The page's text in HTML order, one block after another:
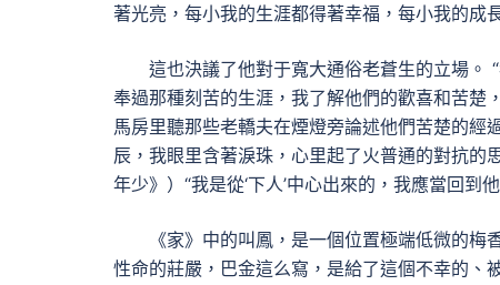
著光亮，每小我的生涯都得著幸福，每小我的成
這也決議了他對于寬大通俗老蒼生的立場。
奉過那種刻苦的生涯，我了解他們的歡喜和苦楚
馬房里聽那些老轎夫在煙燈旁論述他們苦楚的經
辰，我眼里含著淚珠，心里起了火普通的對抗的
年少》）“我是從‘下人’中心出來的，我應當回到
《家》中的叫鳳，是一個位置極端低微的
性命的莊嚴，巴金這么寫，是給了這個不幸的、